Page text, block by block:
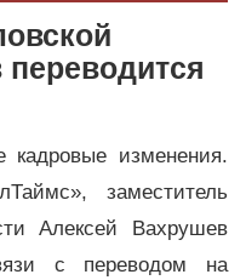
кадровые изменения.
заместитель
Алексей Вахрушев
с переводом на